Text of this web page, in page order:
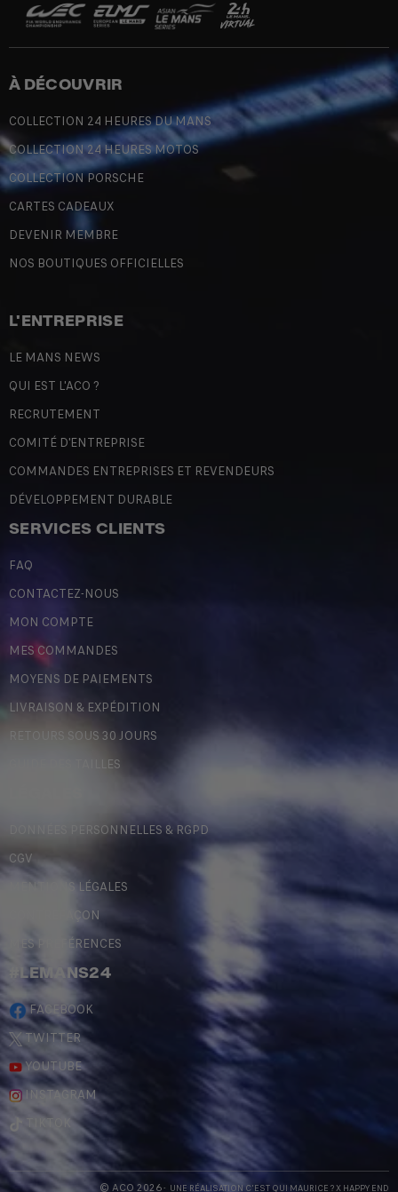
À DÉCOUVRIR
COLLECTION 24 HEURES DU MANS
COLLECTION 24 HEURES MOTOS
COLLECTION PORSCHE
CARTES CADEAUX
DEVENIR MEMBRE
NOS BOUTIQUES OFFICIELLES
L'ENTREPRISE
LE MANS NEWS
QUI EST L'ACO ?
RECRUTEMENT
COMITÉ D'ENTREPRISE
COMMANDES ENTREPRISES ET REVENDEURS
DÉVELOPPEMENT DURABLE
SERVICES CLIENTS
FAQ
CONTACTEZ-NOUS
MON COMPTE
MES COMMANDES
MOYENS DE PAIEMENTS
LIVRAISON & EXPÉDITION
RETOURS SOUS 30 JOURS
GUIDE DES TAILLES
DONNÉES PERSONNELLES & RGPD
CGV
MENTIONS LÉGALES
CONTREFAÇON
MES PRÉFÉRENCES
#LEMANS24
FACEBOOK
TWITTER
YOUTUBE
INSTAGRAM
TIKTOK
© ACO 2026- UNE RÉALISATIONC'EST QUI MAURICE ? X HAPPY END